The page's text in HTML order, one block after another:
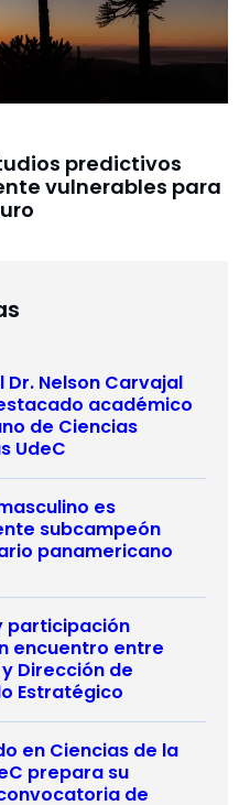
predictivos
vulnerables para
Dr. Nelson Carvajal
académico
de Ciencias
UdeC
es
subcampeón
panamericano
participación
encuentro entre
Dirección de
Estratégico
en Ciencias de la
prepara su
de